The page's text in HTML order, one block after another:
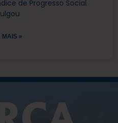
de Progresso Social
MAIS »